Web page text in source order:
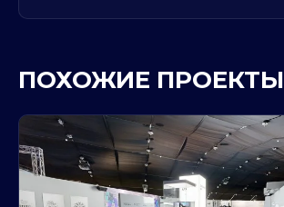
ПОХОЖИЕ ПРОЕКТЫ